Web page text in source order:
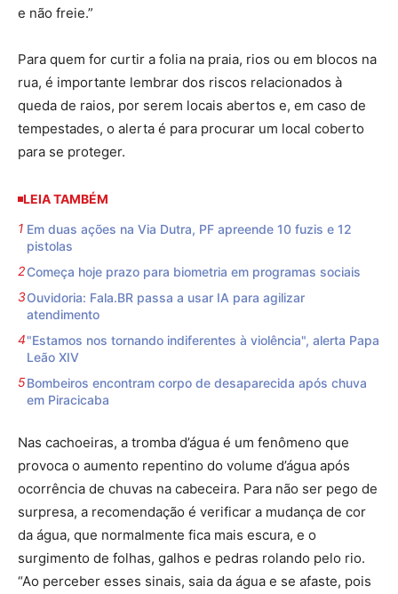
e não freie.”
Para quem for curtir a folia na praia, rios ou em blocos na
rua, é importante lembrar dos riscos relacionados à
queda de raios, por serem locais abertos e, em caso de
tempestades, o alerta é para procurar um local coberto
para se proteger.
LEIA TAMBÉM
Em duas ações na Via Dutra, PF apreende 10 fuzis e 12
pistolas
Começa hoje prazo para biometria em programas sociais
Ouvidoria: Fala.BR passa a usar IA para agilizar
atendimento
"Estamos nos tornando indiferentes à violência", alerta Papa
Leão XIV
Bombeiros encontram corpo de desaparecida após chuva
em Piracicaba
Nas cachoeiras, a tromba d’água é um fenômeno que
provoca o aumento repentino do volume d’água após
ocorrência de chuvas na cabeceira. Para não ser pego de
surpresa, a recomendação é verificar a mudança de cor
da água, que normalmente fica mais escura, e o
surgimento de folhas, galhos e pedras rolando pelo rio.
“Ao perceber esses sinais, saia da água e se afaste, pois